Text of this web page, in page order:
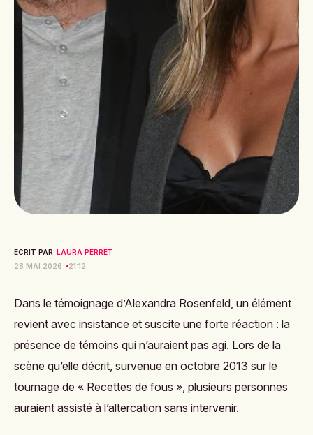
ECRIT PAR: LAURA PERRET
28 MAI 2026
21:12
Dans le témoignage d’Alexandra Rosenfeld, un élément
revient avec insistance et suscite une forte réaction : la
présence de témoins qui n’auraient pas agi. Lors de la
scène qu’elle décrit, survenue en octobre 2013 sur le
tournage de « Recettes de fous », plusieurs personnes
auraient assisté à l’altercation sans intervenir.